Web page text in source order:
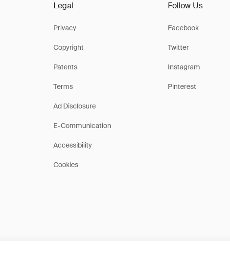
Legal
Privacy
Copyright
Patents
Terms
Ad Disclosure
E-Communication
Accessibility
Cookies
Follow Us
Facebook
Twitter
Instagram
Pinterest